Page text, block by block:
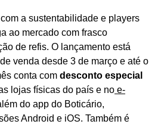
a sustentabilidade e players
ao mercado com frasco
de refis. O lançamento está
venda desde 3 de março e até o
conta com desconto especial
lojas físicas do país e no e-
do app do Boticário,
Android e iOS. Também é